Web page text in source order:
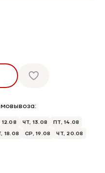
12.08 ЧТ, 13.08
ПТ, 14.08
18.08 СР, 19.08
ЧТ, 20.08